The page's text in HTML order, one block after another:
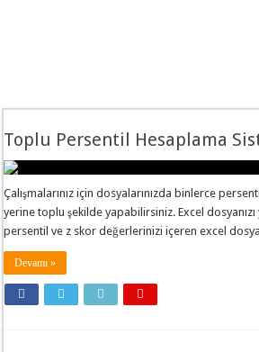
Toplu Persentil Hesaplama
Çalışmalarınız için dosyalarınızda binlerce
yerine toplu şekilde yapabilirsiniz. Excel dosyanızı
persentil ve z skor değerlerinizi içeren excel
Devamı »